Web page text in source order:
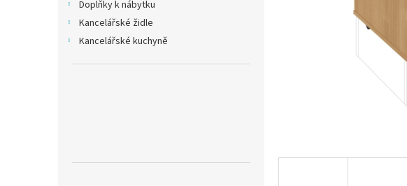
Doplňky k nábytku
Kancelářské židle
Kancelářské kuchyně